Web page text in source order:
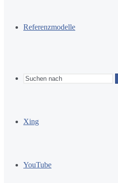
Referenzmodelle
Xing
YouTube